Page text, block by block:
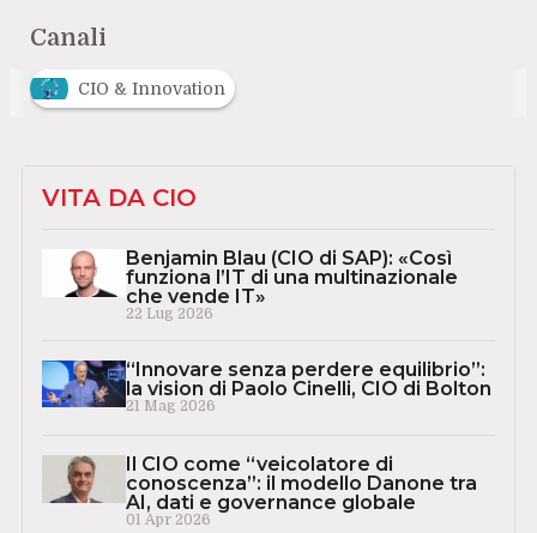
Canali
CIO & Innovation
VITA DA CIO
Benjamin Blau (CIO di SAP): «Così
funziona l’IT di una multinazionale
che vende IT»
22 Lug 2026
“Innovare senza perdere equilibrio”:
la vision di Paolo Cinelli, CIO di Bolton
21 Mag 2026
Il CIO come “veicolatore di
conoscenza”: il modello Danone tra
AI, dati e governance globale
01 Apr 2026